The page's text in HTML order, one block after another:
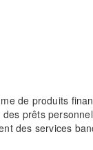
de produits
prêts
des services